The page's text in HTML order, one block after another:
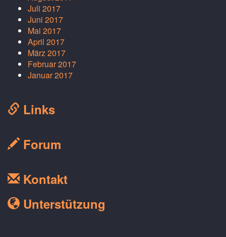
Juli 2017
Juni 2017
Mai 2017
April 2017
März 2017
Februar 2017
Januar 2017
Links
Forum
Kontakt
Unterstützung